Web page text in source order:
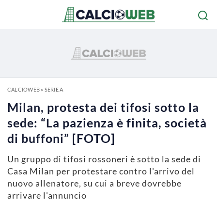
CALCIOWEB» SERIE A
Milan, protesta dei tifosi sotto la
sede: “La pazienza è finita, società
di buffoni” [FOTO]
Un gruppo di tifosi rossoneri è sotto la sede di
Casa Milan per protestare contro l'arrivo del
nuovo allenatore, su cui a breve dovrebbe
arrivare l'annuncio